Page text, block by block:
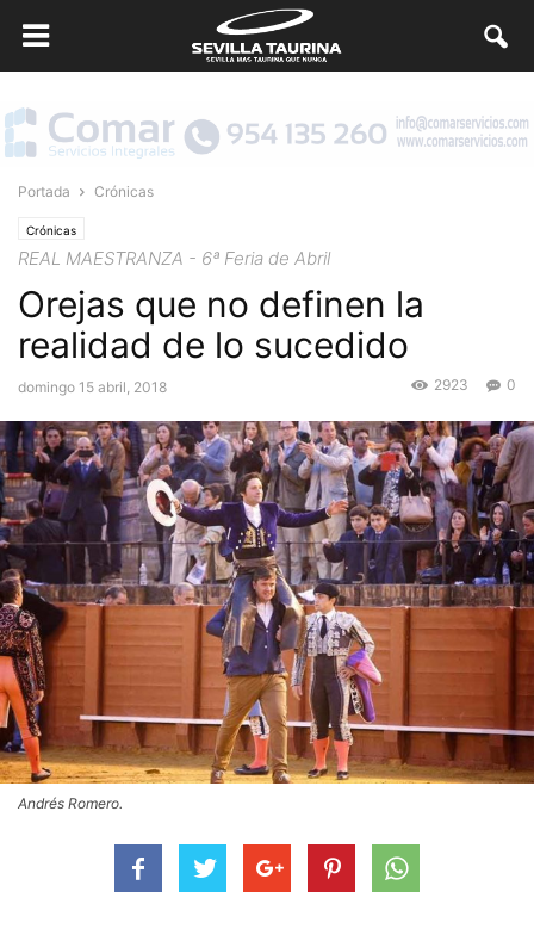
Portada Crónicas
Crónicas
REAL MAESTRANZA - 6ª Feria de Abril
Orejas que no definen la
realidad de lo sucedido
domingo 15 abril, 2018 0
2923
Andrés Romero.